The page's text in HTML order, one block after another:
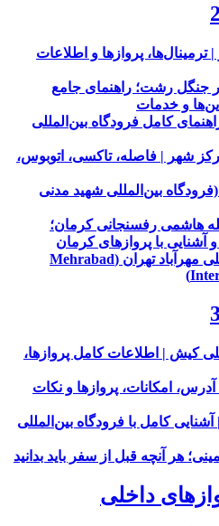
پروازها و اطلاعات
جنگل رشت؛ راهنمای جامع
و خدمات
کامل فرودگاه بین‌المللی
شهر | فاصله، تاکسی، اتوبوس،
(فرودگاه بین‌المللی شهید مدنی
هاشمی رفسنجانی کرمان؛
با پروازهای کرمان
راهنمای فرودگاه بین‌المللی مهرآباد تهران (Mehrabad
کیش | اطلاعات کامل پروازها،
امکانات، پروازها و نکات
کامل با فرودگاه بین‌المللی
هر آنچه قبل از سفر باید بدانید
داخلی